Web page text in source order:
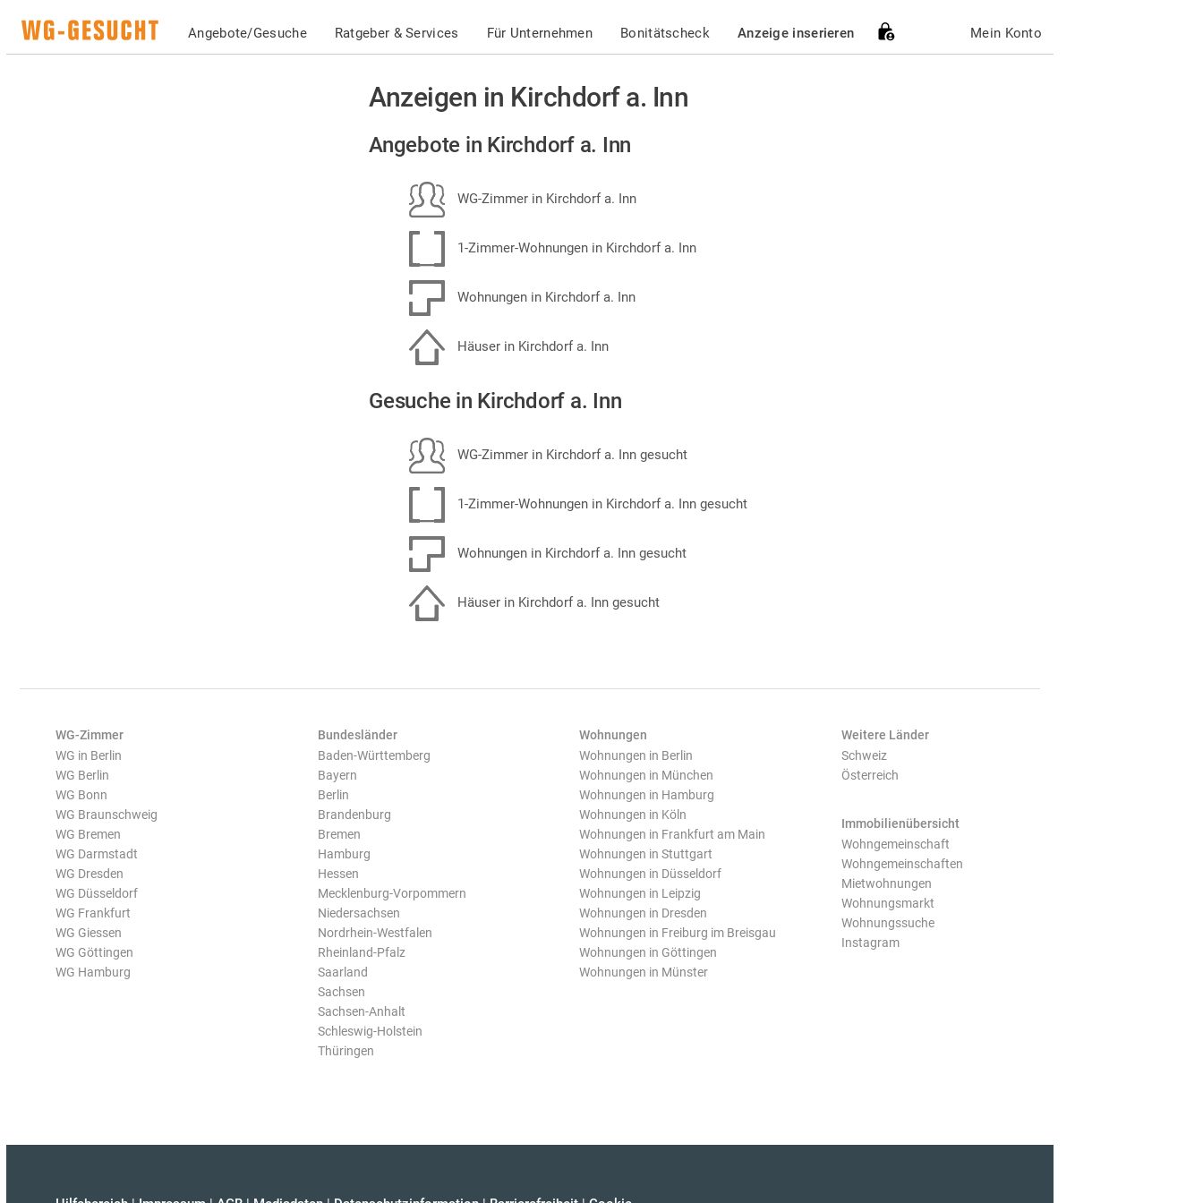
Angebote/Gesuche Ratgeber & Services Für Unternehmen Bonitätscheck Anzeige inserieren Mein Konto
Anzeigen in Kirchdorf a. Inn
Angebote in Kirchdorf a. Inn
WG-Zimmer in Kirchdorf a. Inn
1-Zimmer-Wohnungen in Kirchdorf a. Inn
Wohnungen in Kirchdorf a. Inn
Häuser in Kirchdorf a. Inn
Gesuche in Kirchdorf a. Inn
WG-Zimmer in Kirchdorf a. Inn gesucht
1-Zimmer-Wohnungen in Kirchdorf a. Inn gesucht
Wohnungen in Kirchdorf a. Inn gesucht
Häuser in Kirchdorf a. Inn gesucht
WG-Zimmer
WG in Berlin
WG Berlin
WG Bonn
WG Braunschweig
WG Bremen
WG Darmstadt
WG Dresden
WG Düsseldorf
WG Frankfurt
WG Giessen
WG Göttingen
WG Hamburg
Bundesländer
Baden-Württemberg
Bayern
Berlin
Brandenburg
Bremen
Hamburg
Hessen
Mecklenburg-Vorpommern
Niedersachsen
Nordrhein-Westfalen
Rheinland-Pfalz
Saarland
Sachsen
Sachsen-Anhalt
Schleswig-Holstein
Thüringen
Wohnungen
Wohnungen in Berlin
Wohnungen in München
Wohnungen in Hamburg
Wohnungen in Köln
Wohnungen in Frankfurt am Main
Wohnungen in Stuttgart
Wohnungen in Düsseldorf
Wohnungen in Leipzig
Wohnungen in Dresden
Wohnungen in Freiburg im Breisgau
Wohnungen in Göttingen
Wohnungen in Münster
Weitere Länder
Schweiz
Österreich
Immobilienübersicht
Wohngemeinschaft
Wohngemeinschaften
Mietwohnungen
Wohnungsmarkt
Wohnungssuche
Instagram